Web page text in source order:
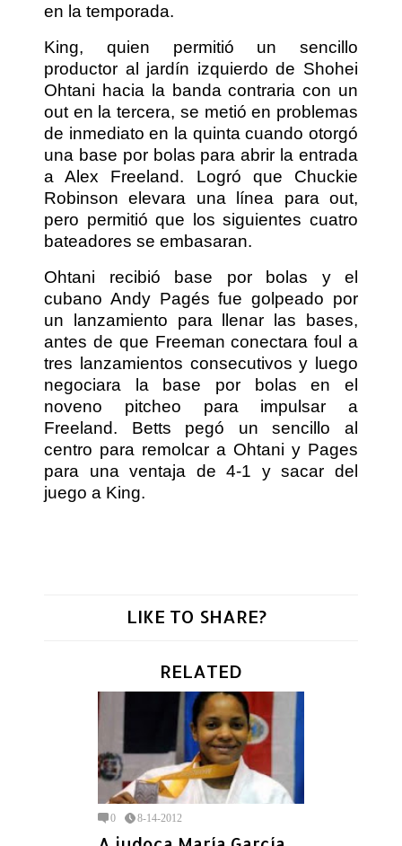
en la temporada.
King, quien permitió un sencillo
productor al jardín izquierdo de Shohei
Ohtani hacia la banda contraria con un
out en la tercera, se metió en problemas
de inmediato en la quinta cuando otorgó
una base por bolas para abrir la entrada
a Alex Freeland. Logró que Chuckie
Robinson elevara una línea para out,
pero permitió que los siguientes cuatro
bateadores se embasaran.
Ohtani recibió base por bolas y el
cubano Andy Pagés fue golpeado por
un lanzamiento para llenar las bases,
antes de que Freeman conectara foul a
tres lanzamientos consecutivos y luego
negociara la base por bolas en el
noveno pitcheo para impulsar a
Freeland. Betts pegó un sencillo al
centro para remolcar a Ohtani y Pages
para una ventaja de 4-1 y sacar del
juego a King.
LIKE TO SHARE?
RELATED
0 8-14-2012